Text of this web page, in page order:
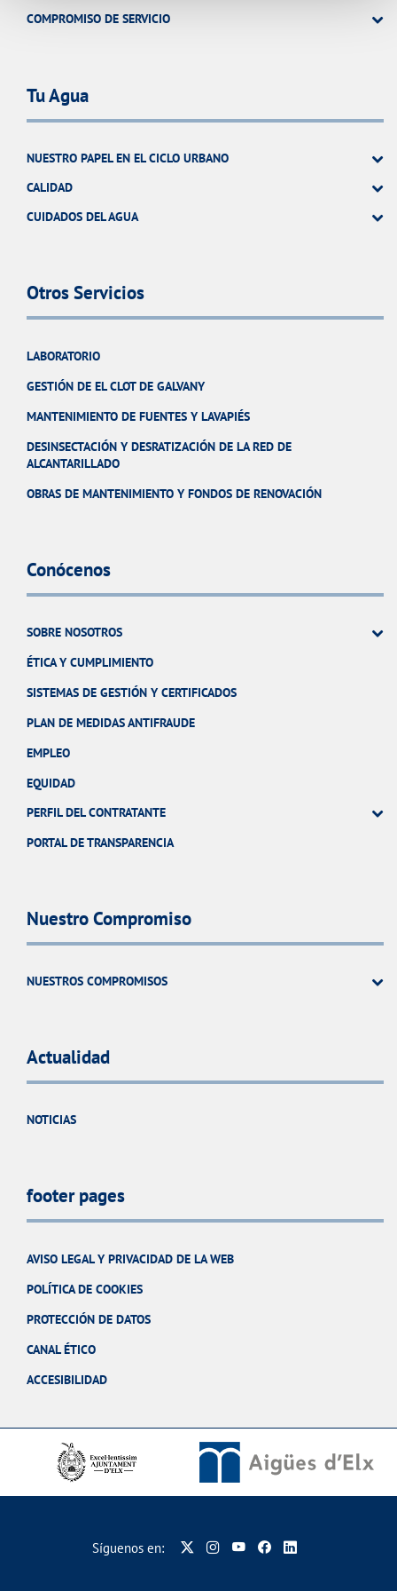
COMPROMISO DE SERVICIO
Tu Agua
NUESTRO PAPEL EN EL CICLO URBANO
CALIDAD
CUIDADOS DEL AGUA
Otros Servicios
LABORATORIO
GESTIÓN DE EL CLOT DE GALVANY
MANTENIMIENTO DE FUENTES Y LAVAPIÉS
DESINSECTACIÓN Y DESRATIZACIÓN DE LA RED DE
ALCANTARILLADO
OBRAS DE MANTENIMIENTO Y FONDOS DE RENOVACIÓN
Conócenos
SOBRE NOSOTROS
ÉTICA Y CUMPLIMIENTO
SISTEMAS DE GESTIÓN Y CERTIFICADOS
PLAN DE MEDIDAS ANTIFRAUDE
EMPLEO
EQUIDAD
PERFIL DEL CONTRATANTE
PORTAL DE TRANSPARENCIA
Nuestro Compromiso
NUESTROS COMPROMISOS
Actualidad
NOTICIAS
footer pages
AVISO LEGAL Y PRIVACIDAD DE LA WEB
POLÍTICA DE COOKIES
PROTECCIÓN DE DATOS
CANAL ÉTICO
ACCESIBILIDAD
Síguenos en: